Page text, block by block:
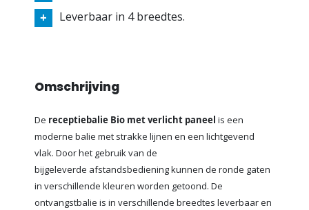
Leverbaar in 4 breedtes.
Omschrijving
De receptiebalie Bio met verlicht paneel is een
moderne balie met strakke lijnen en een lichtgevend
vlak. Door het gebruik van de
bijgeleverde afstandsbediening kunnen de ronde gaten
in verschillende kleuren worden getoond. De
ontvangstbalie is in verschillende breedtes leverbaar en